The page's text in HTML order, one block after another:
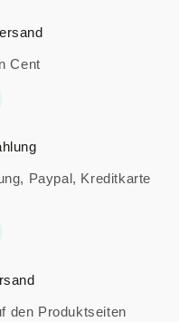
Cent
Paypal, Kreditkarte
den Produktseiten